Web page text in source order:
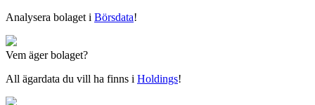
Analysera bolaget i Börsdata!
Vem äger bolaget?
All ägardata du vill ha finns i Holdings!